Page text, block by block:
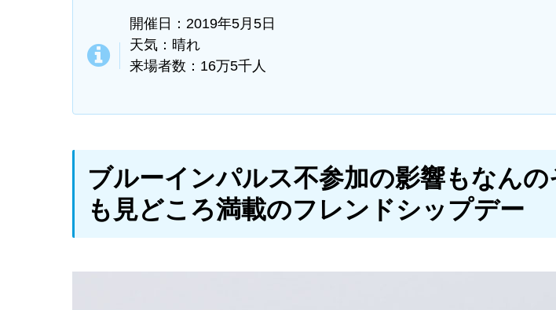
開催日：2019年5月5日
天気：晴れ
来場者数：16万5千人
ブルーインパルス不参加の影響もなん
も見どころ満載のフレンドシップデー